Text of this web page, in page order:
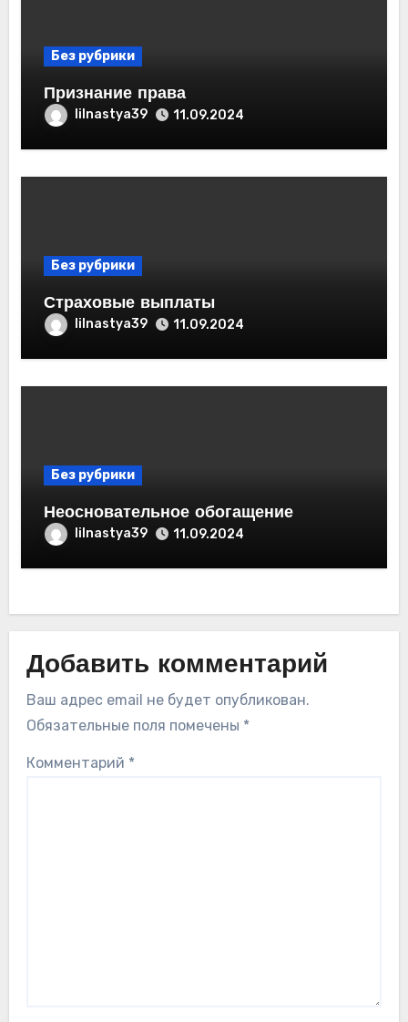
Без рубрики
Признание права
lilnastya39 11.09.2024
Без рубрики
Страховые выплаты
lilnastya39 11.09.2024
Без рубрики
Неосновательное обогащение
lilnastya39 11.09.2024
Добавить комментарий
Ваш адрес email не будет опубликован.
Обязательные поля помечены *
Комментарий *